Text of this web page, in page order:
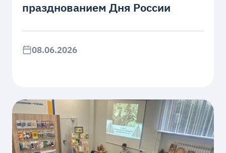
празднованием Дня России
08.06.2026